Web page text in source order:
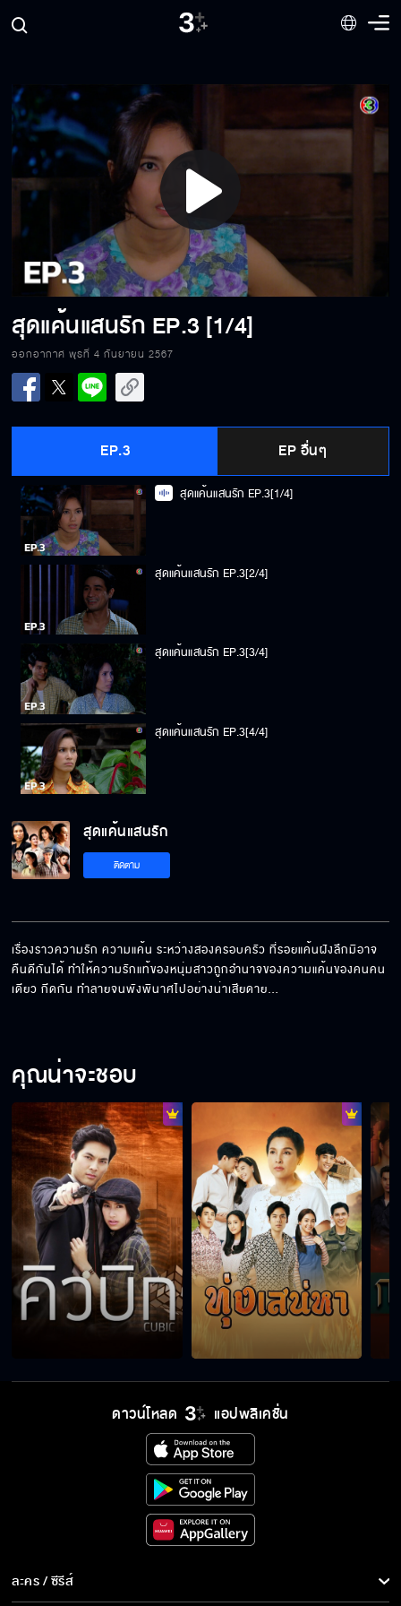
Play
Video
สุดแค้นแสนรัก EP.3 [1/4]
ออกอากาศ พุธที่ 4 กันยายน 2567
EP.3 EP อื่นๆ
สุดแค้นแสนรัก EP.3[1/4]
สุดแค้นแสนรัก EP.3[2/4]
สุดแค้นแสนรัก EP.3[3/4]
สุดแค้นแสนรัก EP.3[4/4]
สุดแค้นแสนรัก
ติดตาม
เรื่องราวความรัก ความแค้น ระหว่างสองครอบครัว ที่รอยแค้นฝังลึกมิอาจ
คืนดีกันได้ ทำให้ความรักแท้ของหนุ่มสาวถูกอำนาจของความแค้นของคนคน
เดียว กีดกัน ทำลายจนพังพินาศไปอย่างน่าเสียดาย…
คุณน่าจะชอบ
ดาวน์โหลด แอปพลิเคชั่น
ละคร / ซีรีส์